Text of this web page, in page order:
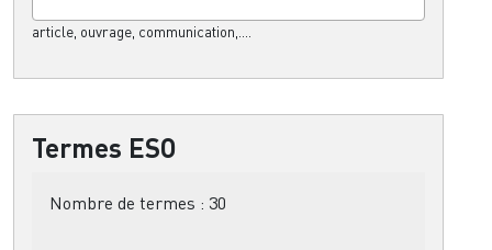
article, ouvrage, communication,....
Termes ESO
Nombre de termes : 30